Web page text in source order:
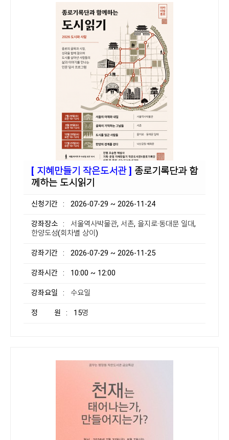
[ 지혜만들기 작은도서관 ] 종로기록단과 함
께하는 도시읽기
신청기간 : 2026-07-29 ~ 2026-11-24
강좌장소 : 서울역사박물관, 서촌, 을지로·동대문 일대,
한양도성(회차별 상이)
강좌기간 : 2026-07-29 ~ 2026-11-25
강좌시간 : 10:00 ~ 12:00
강좌요일 : 수요일
정 원 : 15명